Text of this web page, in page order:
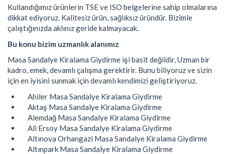
Kullandığımız ürünlerin TSE ve ISO belgelerine sahip olmalarına
dikkat ediyoruz. Kalitesiz ürün, sağlıksız üründür. Bizimle
çalıştığınızda aklınız geride kalmayacak.
Bu konu bizim uzmanlık alanımız
Masa Sandalye Kiralama Giydirme işi basit değildir, Uzman bir
kadro, emek, devamlı çalışma gerektirir. Bunu biliyoruz ve sizin
için en iyisini sunmak için devamlı kendimizi geliştiriyoruz.
Ahiler Masa Sandalye Kiralama Giydirme
Aktaş Masa Sandalye Kiralama Giydirme
Alemdağ Masa Sandalye Kiralama Giydirme
Ali Ersoy Masa Sandalye Kiralama Giydirme
Altınova Orhangazi Masa Sandalye Kiralama Giydirme
Altınpark Masa Sandalye Kiralama Giydirme